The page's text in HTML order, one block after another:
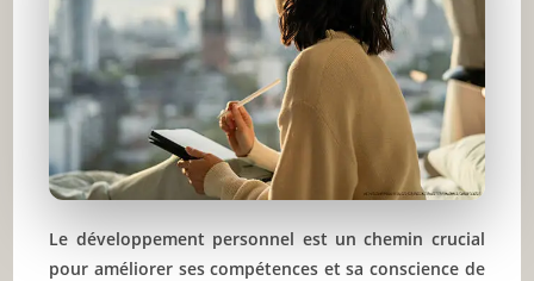
Le développement personnel est un chemin crucial
pour améliorer ses compétences et sa conscience de